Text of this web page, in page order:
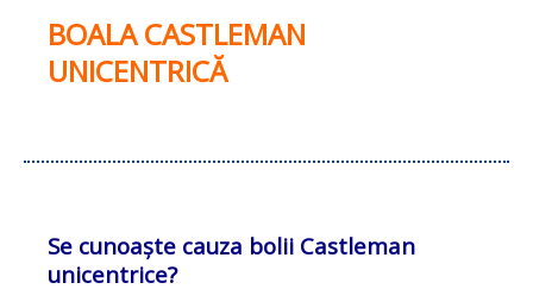
BOALA CASTLEMAN
UNICENTRICĂ
Se cunoaște cauza bolii Castleman
unicentrice?